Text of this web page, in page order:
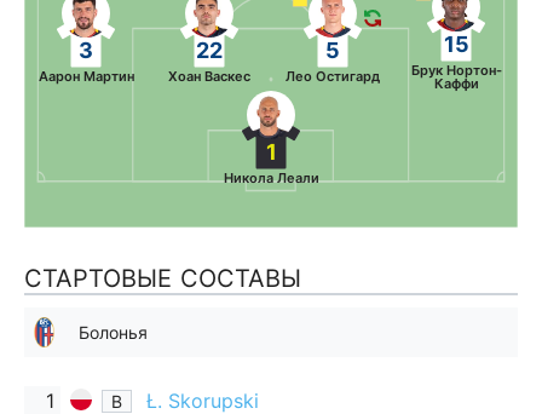
1
Никола Леали
3
Аарон Мартин
22
Хоан Васкес
5
Лео Остигард
15
Брук Нортон-
Каффи
СТАРТОВЫЕ СОСТАВЫ
Болонья
1 В
Ł. Skorupski